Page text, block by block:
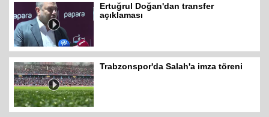
Ertuğrul Doğan'dan transfer
açıklaması
Trabzonspor'da Salah'a imza töreni